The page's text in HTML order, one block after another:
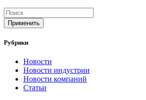
Применить
Рубрики
Новости
Новости индустрии
Новости компаний
Статьи